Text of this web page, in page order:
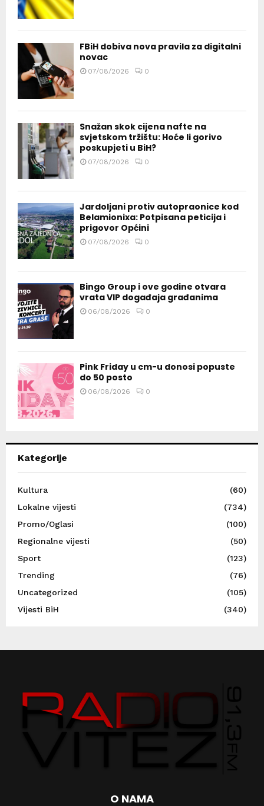
FBiH dobiva nova pravila za digitalni
novac
07/08/2026 0
Snažan skok cijena nafte na
svjetskom tržištu: Hoće li gorivo
poskupjeti u BiH?
07/08/2026 0
Jardoljani protiv autopraonice kod
Belamionixa: Potpisana peticija i
prigovor Općini
07/08/2026 0
Bingo Group i ove godine otvara
vrata VIP događaja građanima
06/08/2026 0
Pink Friday u cm-u donosi popuste
do 50 posto
06/08/2026 0
Kategorije
Kultura
(60)
Lokalne vijesti
(734)
Promo/Oglasi
(100)
Regionalne vijesti
(50)
Sport
(123)
Trending
(76)
Uncategorized
(105)
Vijesti BiH
(340)
O NAMA